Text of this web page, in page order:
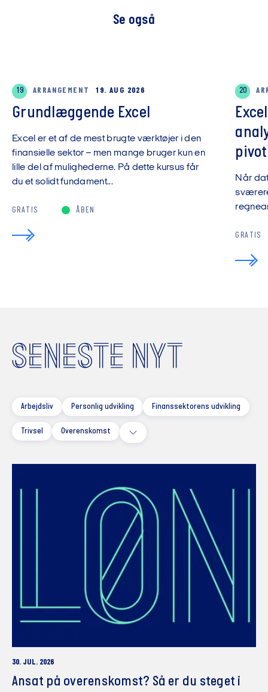
Se også
19 ARRANGEMENT 19. AUG 2026
Grundlæggende Excel
Excel er et af de mest brugte værktøjer i den
finansielle sektor – men mange bruger kun en
lille del af mulighederne. På dette kursus får
du et solidt fundament...
GRATIS ÅBEN
20
Når
GRATIS
SENESTE NYT
Arbejdsliv Personlig udvikling Finanssektorens udvikling
Trivsel Overenskomst
30. JUL. 2026
Ansat på overenskomst? Så er du steget i